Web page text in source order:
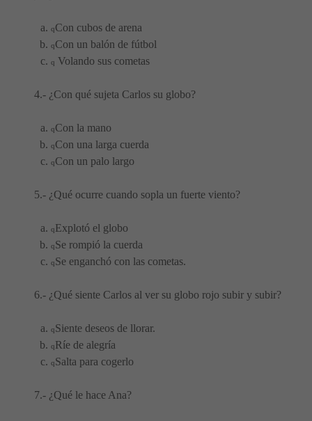
qCon cubos de arena
qCon un balón de fútbol
q Volando sus cometas
4.- ¿Con qué sujeta Carlos su globo?
qCon la mano
qCon una larga cuerda
qCon un palo largo
5.- ¿Qué ocurre cuando sopla un fuerte viento?
qExplotó el globo
qSe rompió la cuerda
qSe enganchó con las cometas.
6.- ¿Qué siente Carlos al ver su globo rojo subir y subir?
qSiente deseos de llorar.
qRíe de alegría
qSalta para cogerlo
7.- ¿Qué le hace Ana?